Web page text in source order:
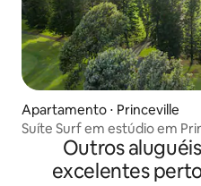
Apartamento ⋅ Princeville
Suíte Surf em estúdio em
Outros
excelentes